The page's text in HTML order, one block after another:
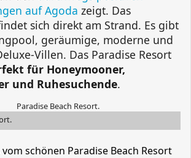
auf Agoda zeigt. Das
sich direkt am Strand. Es gibt
geräumige, moderne und
Villen. Das Paradise Resort
für Honeymooner,
und Ruhesuchende.
schönen Paradise Beach Resort